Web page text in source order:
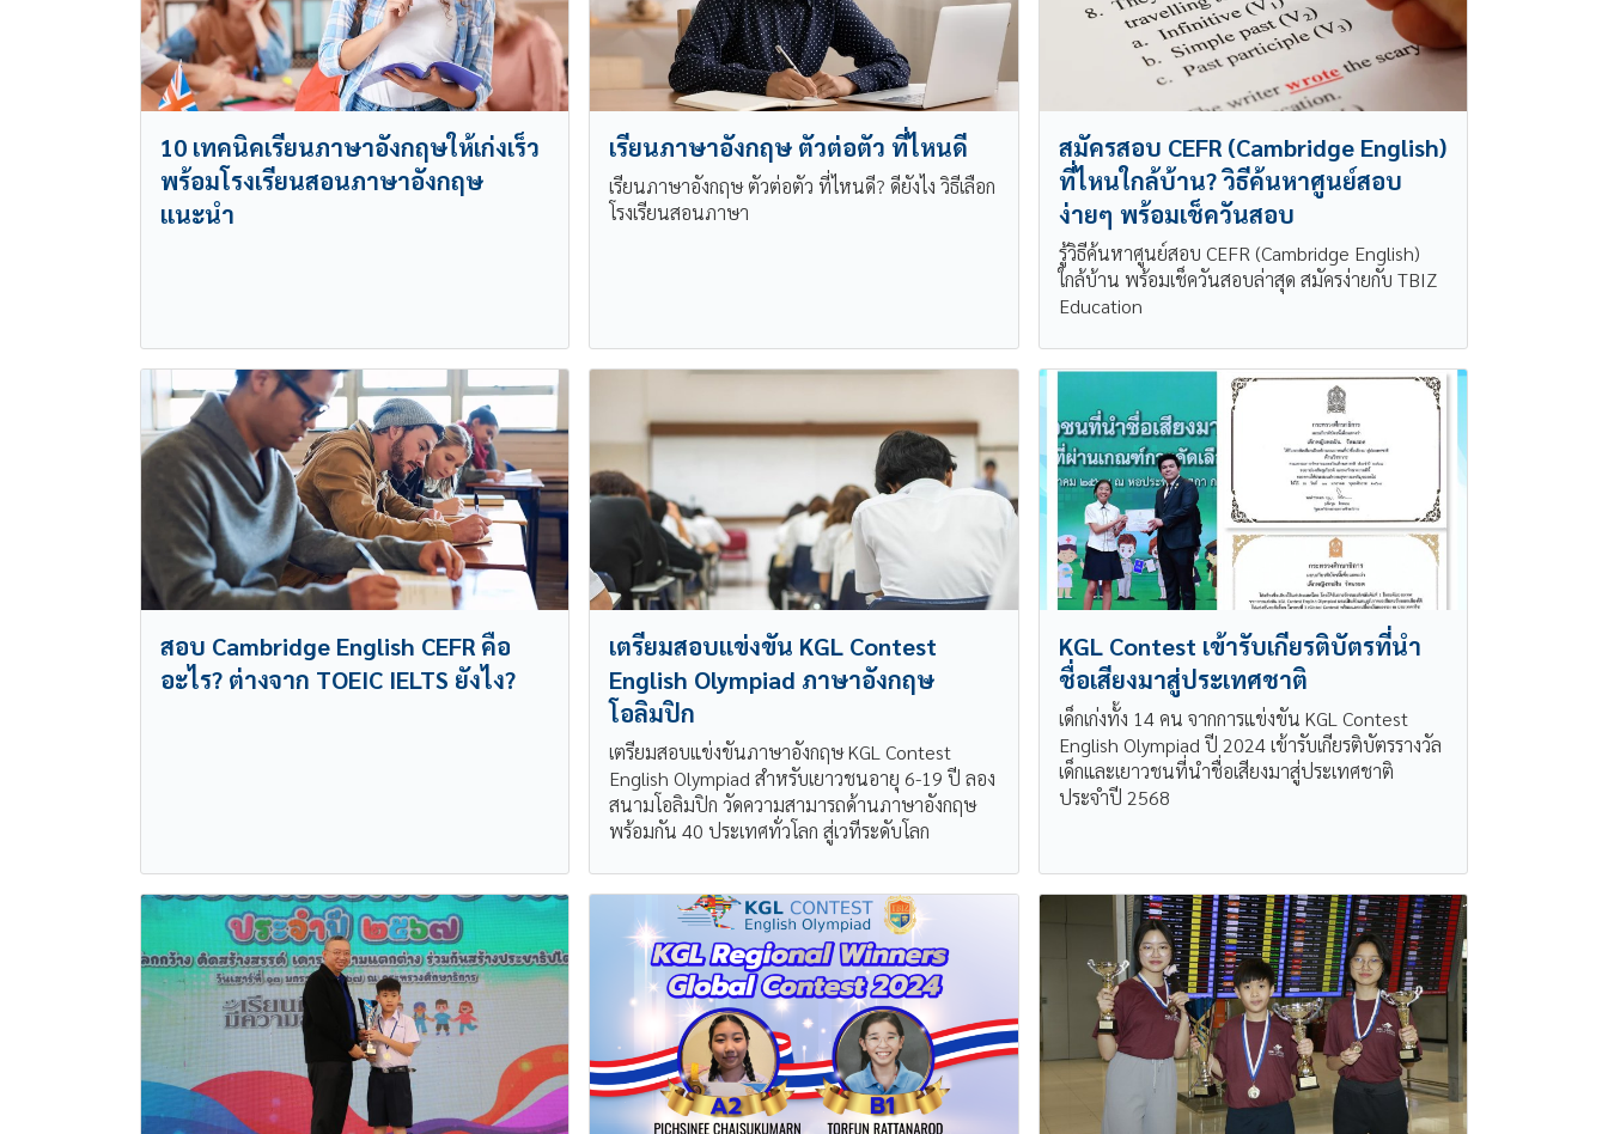
10 เทคนิคเรียนภาษาอังกฤษให้เก่งเร็ว
พร้อมโรงเรียนสอนภาษาอังกฤษ
แนะนำ
เรียนภาษาอังกฤษ ตัวต่อตัว ที่ไหนดี
เรียนภาษาอังกฤษ ตัวต่อตัว ที่ไหนดี? ดียังไง วิธีเลือก
โรงเรียนสอนภาษา
สมัครสอบ CEFR (Cambridge English)
ที่ไหนใกล้บ้าน? วิธีค้นหาศูนย์สอบ
ง่ายๆ พร้อมเช็ควันสอบ
รู้วิธีค้นหาศูนย์สอบ CEFR (Cambridge English)
ใกล้บ้าน พร้อมเช็ควันสอบล่าสุด สมัครง่ายกับ TBIZ
Education
สอบ Cambridge English CEFR คือ
อะไร? ต่างจาก TOEIC IELTS ยังไง?
เตรียมสอบแข่งขัน KGL Contest
English Olympiad ภาษาอังกฤษ
โอลิมปิก
เตรียมสอบแข่งขันภาษาอังกฤษ KGL Contest
English Olympiad สำหรับเยาวชนอายุ 6-19 ปี ลอง
สนามโอลิมปิก วัดความสามารถด้านภาษาอังกฤษ
พร้อมกัน 40 ประเทศทั่วโลก สู่เวทีระดับโลก
KGL Contest เข้ารับเกียรติบัตรที่นำ
ชื่อเสียงมาสู่ประเทศชาติ
เด็กเก่งทั้ง 14 คน จากการแข่งขัน KGL Contest
English Olympiad ปี 2024 เข้ารับเกียรติบัตรรางวัล
เด็กและเยาวชนที่นำชื่อเสียงมาสู่ประเทศชาติ
ประจำปี 2568